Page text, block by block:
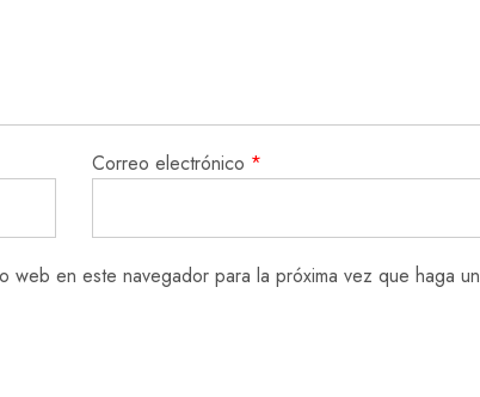
Correo electrónico *
web en este navegador para la próxima vez que haga un